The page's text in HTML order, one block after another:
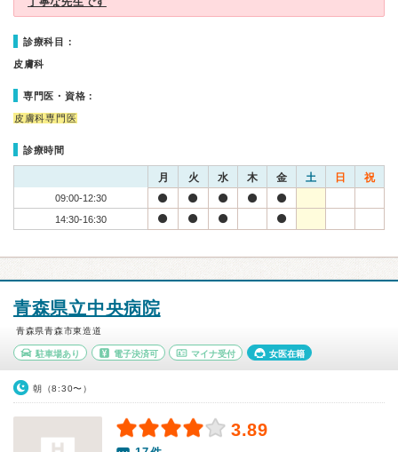
診療科目：
皮膚科
専門医・資格：
皮膚科専門医
診療時間
月 火 水 木 金 土 日 祝
09:00-12:30
14:30-16:30
青森県立中央病院
青森県青森市東造道
駐車場あり 電子決済可 マイナ受付 女医在籍
朝（8:30〜）
3.89